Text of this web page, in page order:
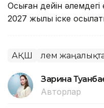
Осыған дейін әлемдегі
2027 жылы іске
АҚШ Әлем
Зарина
Авторлар